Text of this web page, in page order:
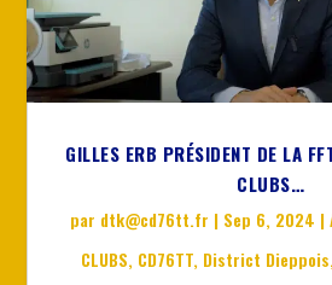
GILLES ERB PRÉSIDENT DE LA
CLUBS…
par dtk@cd76tt.fr | Sep 6, 2024 |
CLUBS, CD76TT, District Dieppois